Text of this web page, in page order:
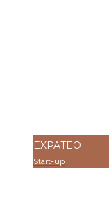
EXPATEO
Start-up